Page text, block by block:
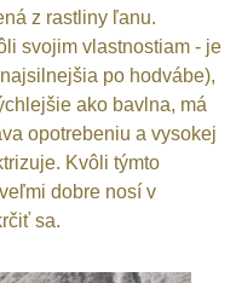
z rastliny ľanu.
svojim vlastnostiam - je
po hodvábe),
ako bavlna, má
opotrebeniu a vysokej
Kvôli týmto
dobre nosí v
sa.